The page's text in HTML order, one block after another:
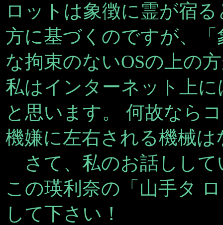
ロットは象徴に霊が宿
方に基づくのですが、
な拘束のないOSの上の
私はインターネット上
と思います。 何故なら
機嫌に左右される機械
さて、私のお話しして
この瑛利奈の「山手タ
して下さい！